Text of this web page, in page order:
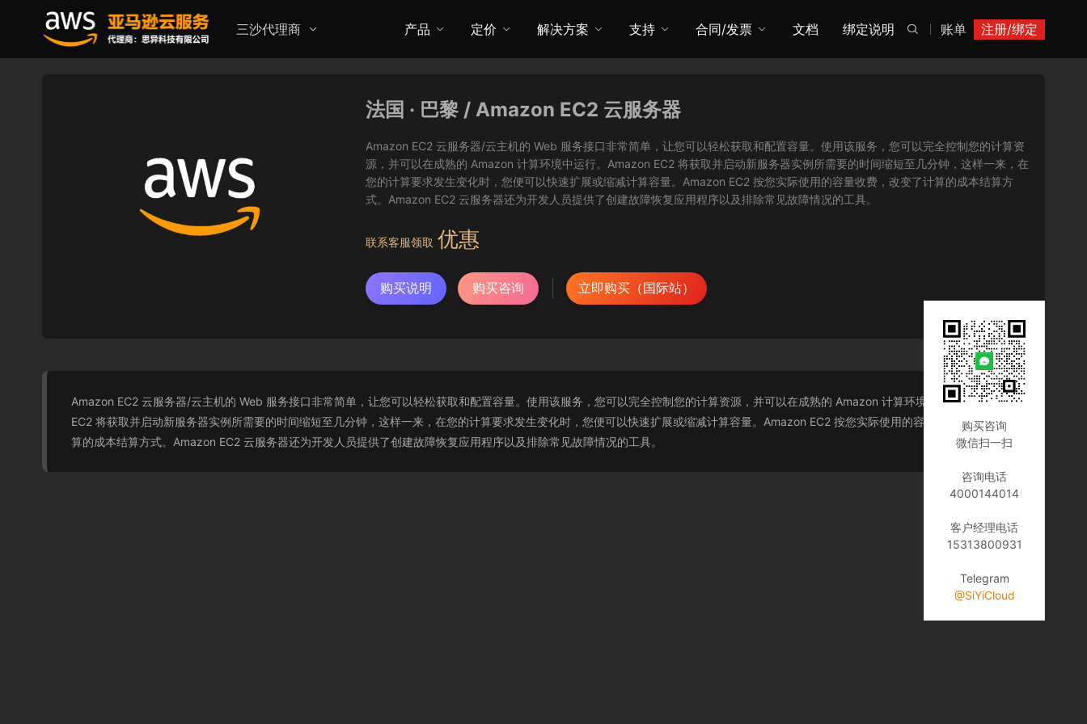
三沙代理商 账单 注册/绑定

产品 定价 解决方案 支持 合同/发票 文档 绑定说明
法国 · 巴黎 / Amazon EC2 云服务器
Amazon EC2 云服务器/云主机的 Web 服务接口非常简单，让您可以轻松获取和配置容量。使用该服务，您可以完全控制您的计算资
源，并可以在成熟的 Amazon 计算环境中运行。Amazon EC2 将获取并启动新服务器实例所需要的时间缩短至几分钟，这样一来，在
您的计算要求发生变化时，您便可以快速扩展或缩减计算容量。Amazon EC2 按您实际使用的容量收费，改变了计算的成本结算方
式。Amazon EC2 云服务器还为开发人员提供了创建故障恢复应用程序以及排除常见故障情况的工具。
联系客服领取 优惠
购买说明 购买咨询 立即购买（国际站）
Amazon EC2 云服务器/云主机的 Web 服务接口非常简单，让您可以轻松获取和配置容量。使用该服务，您可以完全控制您的计算资源，并可以在成熟的 Amazon 计算环境中运行。Amazon
EC2 将获取并启动新服务器实例所需要的时间缩短至几分钟，这样一来，在您的计算要求发生变化时，您便可以快速扩展或缩减计算容量。Amazon EC2 按您实际使用的容量收费，改变了计
算的成本结算方式。Amazon EC2 云服务器还为开发人员提供了创建故障恢复应用程序以及排除常见故障情况的工具。
购买咨询
微信扫一扫
咨询电话
4000144014
客户经理电话
15313800931
Telegram
@SiYiCloud